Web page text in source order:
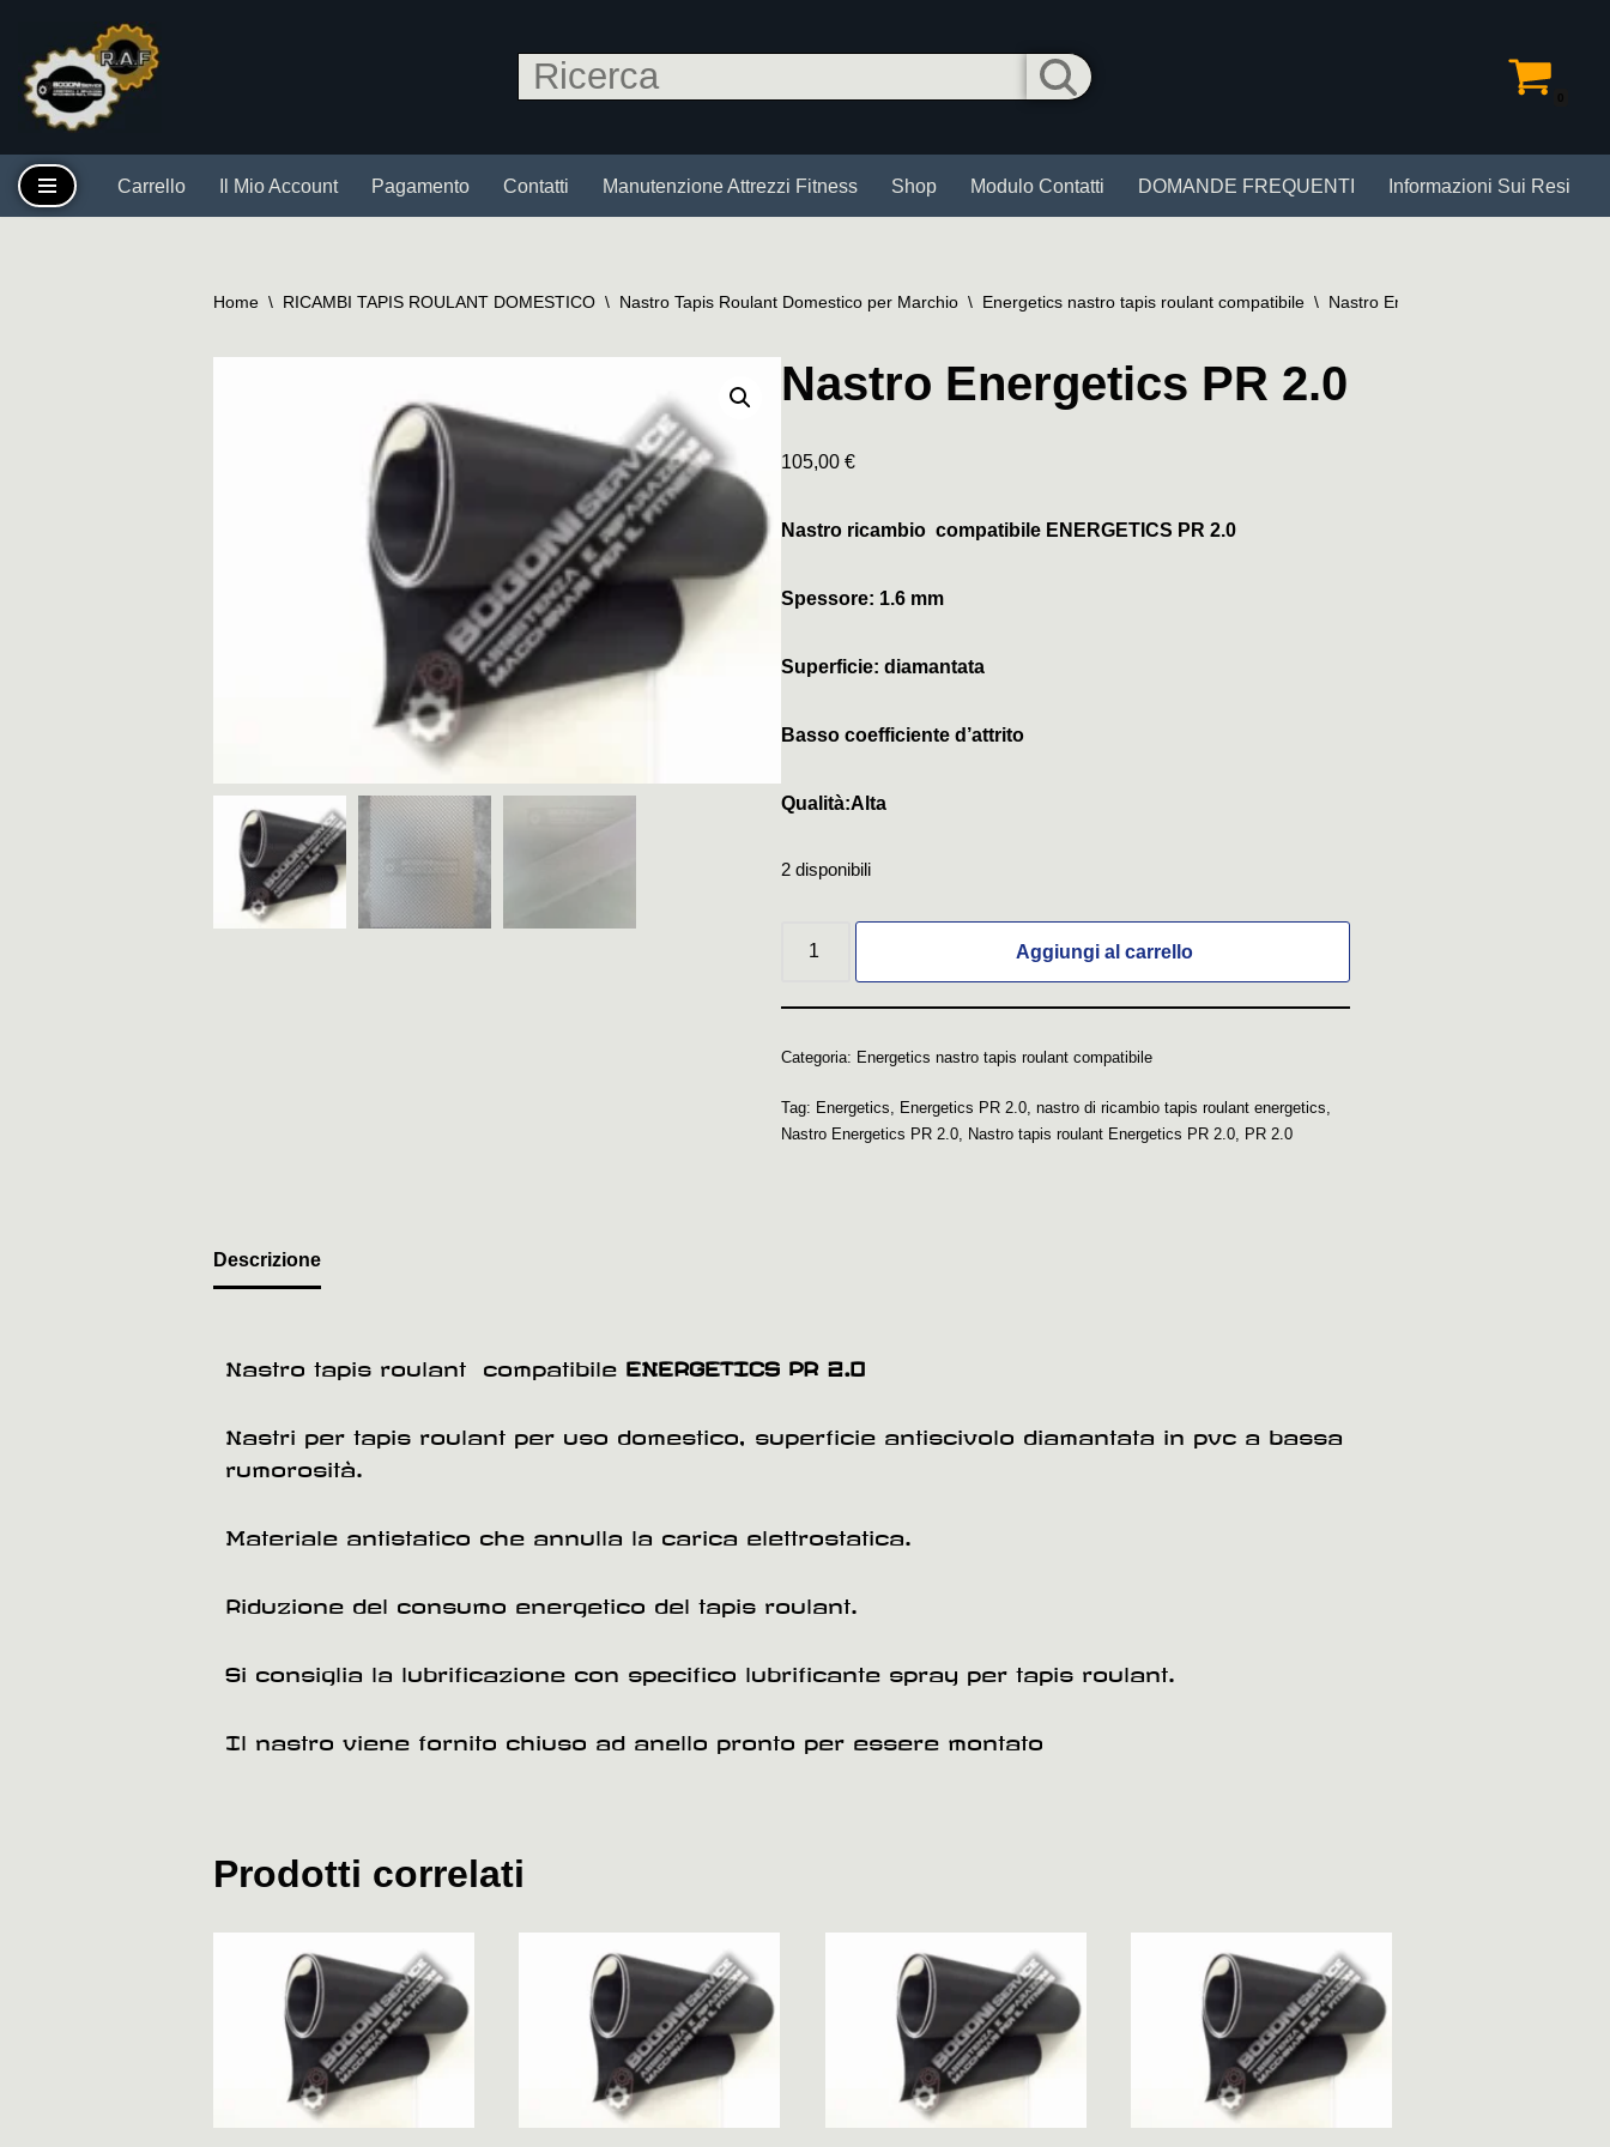
Vai
al
contenuto
Carrello Il Mio Account Pagamento Contatti Manutenzione Attrezzi Fitness Shop Modulo Contatti DOMANDE FREQUENTI Informazioni Sui Resi
Home \ RICAMBI TAPIS ROULANT DOMESTICO \ Nastro Tapis Roulant Domestico per Marchio \ Energetics nastro tapis roulant compatibile \ Nastro Energetics PR 2.0
Nastro Energetics PR 2.0
105,00€
Nastro ricambio compatibile ENERGETICS PR 2.0
Spessore: 1.6 mm
Superficie: diamantata
Basso coefficiente d’attrito
Qualità:Alta
2 disponibili
Aggiungi al carrello
Categoria: Energetics nastro tapis roulant compatibile
Tag: Energetics Energetics PR 2.0 ,nastro di ricambio tapis roulant energetics
Nastro Energetics PR 2.0
Nastro tapis roulant Energetics PR 2.0 PR 2.0
Descrizione
Nastro tapis roulant compatibile ENERGETICS PR 2.0
Nastri per tapis roulant per uso domestico, superficie antiscivolo diamantata in pvc a bassa
rumorosità.
Materiale antistatico che annulla la carica elettrostatica.
Riduzione del consumo energetico del tapis roulant.
Si consiglia la lubrificazione con specifico lubrificante spray per tapis roulant.
Il nastro viene fornito chiuso ad anello pronto per essere montato
Prodotti correlati